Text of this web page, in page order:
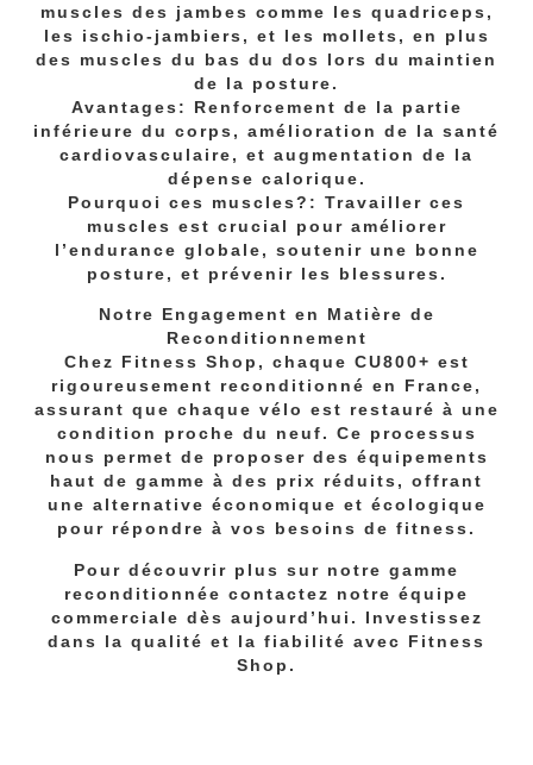
muscles des jambes comme les quadriceps,
les ischio-jambiers, et les mollets, en plus
des muscles du bas du dos lors du maintien
de la posture.
Avantages: Renforcement de la partie
inférieure du corps, amélioration de la santé
cardiovasculaire, et augmentation de la
dépense calorique.
Pourquoi ces muscles?: Travailler ces
muscles est crucial pour améliorer
l’endurance globale, soutenir une bonne
posture, et prévenir les blessures.
Notre Engagement en Matière de
Reconditionnement
Chez Fitness Shop, chaque CU800+ est
rigoureusement reconditionné en France,
assurant que chaque vélo est restauré à une
condition proche du neuf. Ce processus
nous permet de proposer des équipements
haut de gamme à des prix réduits, offrant
une alternative économique et écologique
pour répondre à vos besoins de fitness.
Pour découvrir plus sur notre gamme
reconditionnée contactez notre équipe
commerciale dès aujourd’hui. Investissez
dans la qualité et la fiabilité avec Fitness
Shop.